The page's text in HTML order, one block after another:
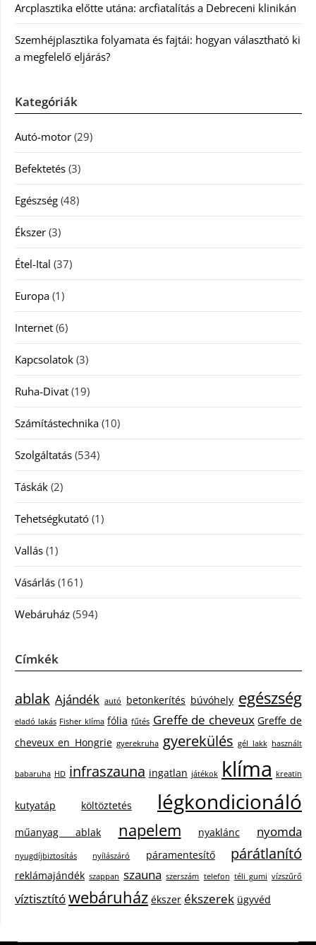
Arcplasztika előtte utána: arcfiatalítás a Debreceni klinikán
Szemhéjplasztika folyamata és fajtái: hogyan választható ki
a megfelelő eljárás?
Kategóriák
Autó-motor (29)
Befektetés (3)
Egészség (48)
Ékszer (3)
Étel-Ital (37)
Europa (1)
Internet (6)
Kapcsolatok (3)
Ruha-Divat (19)
Számítástechnika (10)
Szolgáltatás (534)
Táskák (2)
Tehetségkutató (1)
Vallás (1)
Vásárlás (161)
Webáruház (594)
Címkék
ablak Ajándék autó betonkerítés búvóhely egészség
eladó lakás Fisher klíma fólia fűtés Greffe de cheveux Greffe de
cheveux en Hongrie gyerekruha gyerekülés gél lakk használt
babaruha HD infraszauna ingatlan játékok klíma kreatin
kutyatáp költöztetés légkondicionáló
műanyag ablak napelem nyaklánc nyomda
nyugdíjbiztosítás nyílászáró páramentesítő párátlanító
reklámajándék szappan szauna szerszám telefon téli gumi vízszűrő
víztisztítówebáruház ékszer ékszerek ügyvéd